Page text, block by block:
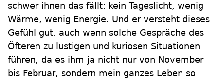
schwer ihnen das fällt: kein Tageslicht, wenig
Wärme, wenig Energie. Und er versteht dieses
Gefühl gut, auch wenn solche Gespräche des
Öfteren zu lustigen und kuriosen Situationen
führen, da es ihm ja nicht nur von November
bis Februar, sondern mein ganzes Leben so